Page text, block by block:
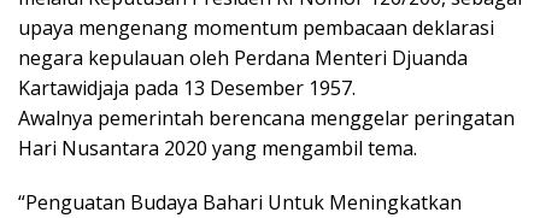
upaya mengenang momentum pembacaan deklarasi
negara kepulauan oleh Perdana Menteri Djuanda
Kartawidjaja pada 13 Desember 1957.
Awalnya pemerintah berencana menggelar peringatan
Hari Nusantara 2020 yang mengambil tema.
“Penguatan Budaya Bahari Untuk Meningkatkan